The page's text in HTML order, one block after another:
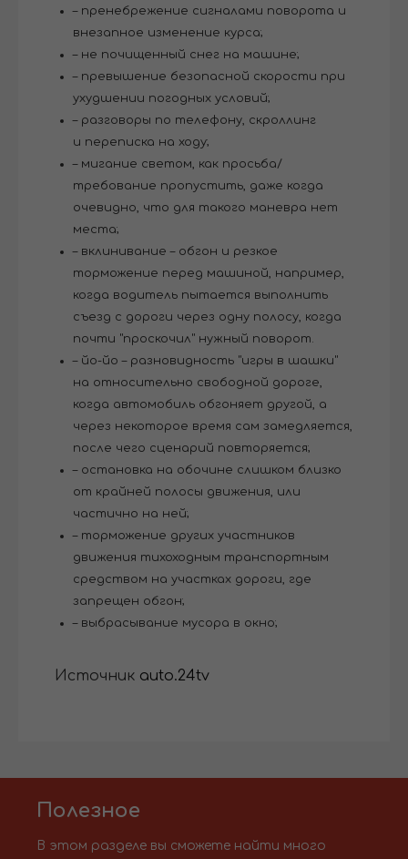
– пренебрежение сигналами поворота и
внезапное изменение курса;
– не почищенный снег на машине;
– превышение безопасной скорости при
ухудшении погодных условий;
– разговоры по телефону, скроллинг
и переписка на ходу;
– мигание светом, как просьба/
требование пропустить, даже когда
очевидно, что для такого маневра нет
места;
– вклинивание – обгон и резкое
торможение перед машиной, например,
когда водитель пытается выполнить
съезд с дороги через одну полосу, когда
почти "проскочил" нужный поворот.
– йо-йо – разновидность "игры в шашки"
на относительно свободной дороге,
когда автомобиль обгоняет другой, а
через некоторое время сам замедляется,
после чего сценарий повторяется;
– остановка на обочине слишком близко
от крайней полосы движения, или
частично на ней;
– торможение других участников
движения тихоходным транспортным
средством на участках дороги, где
запрещен обгон;
– выбрасывание мусора в окно;
Источник auto.24tv
Полезное
В этом разделе вы сможете найти много